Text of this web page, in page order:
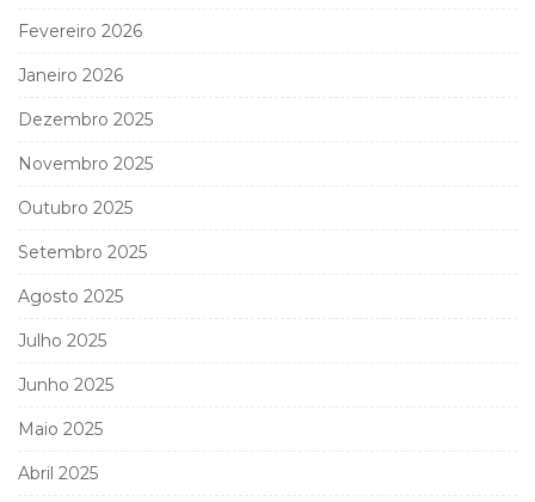
Fevereiro 2026
Janeiro 2026
Dezembro 2025
Novembro 2025
Outubro 2025
Setembro 2025
Agosto 2025
Julho 2025
Junho 2025
Maio 2025
Abril 2025